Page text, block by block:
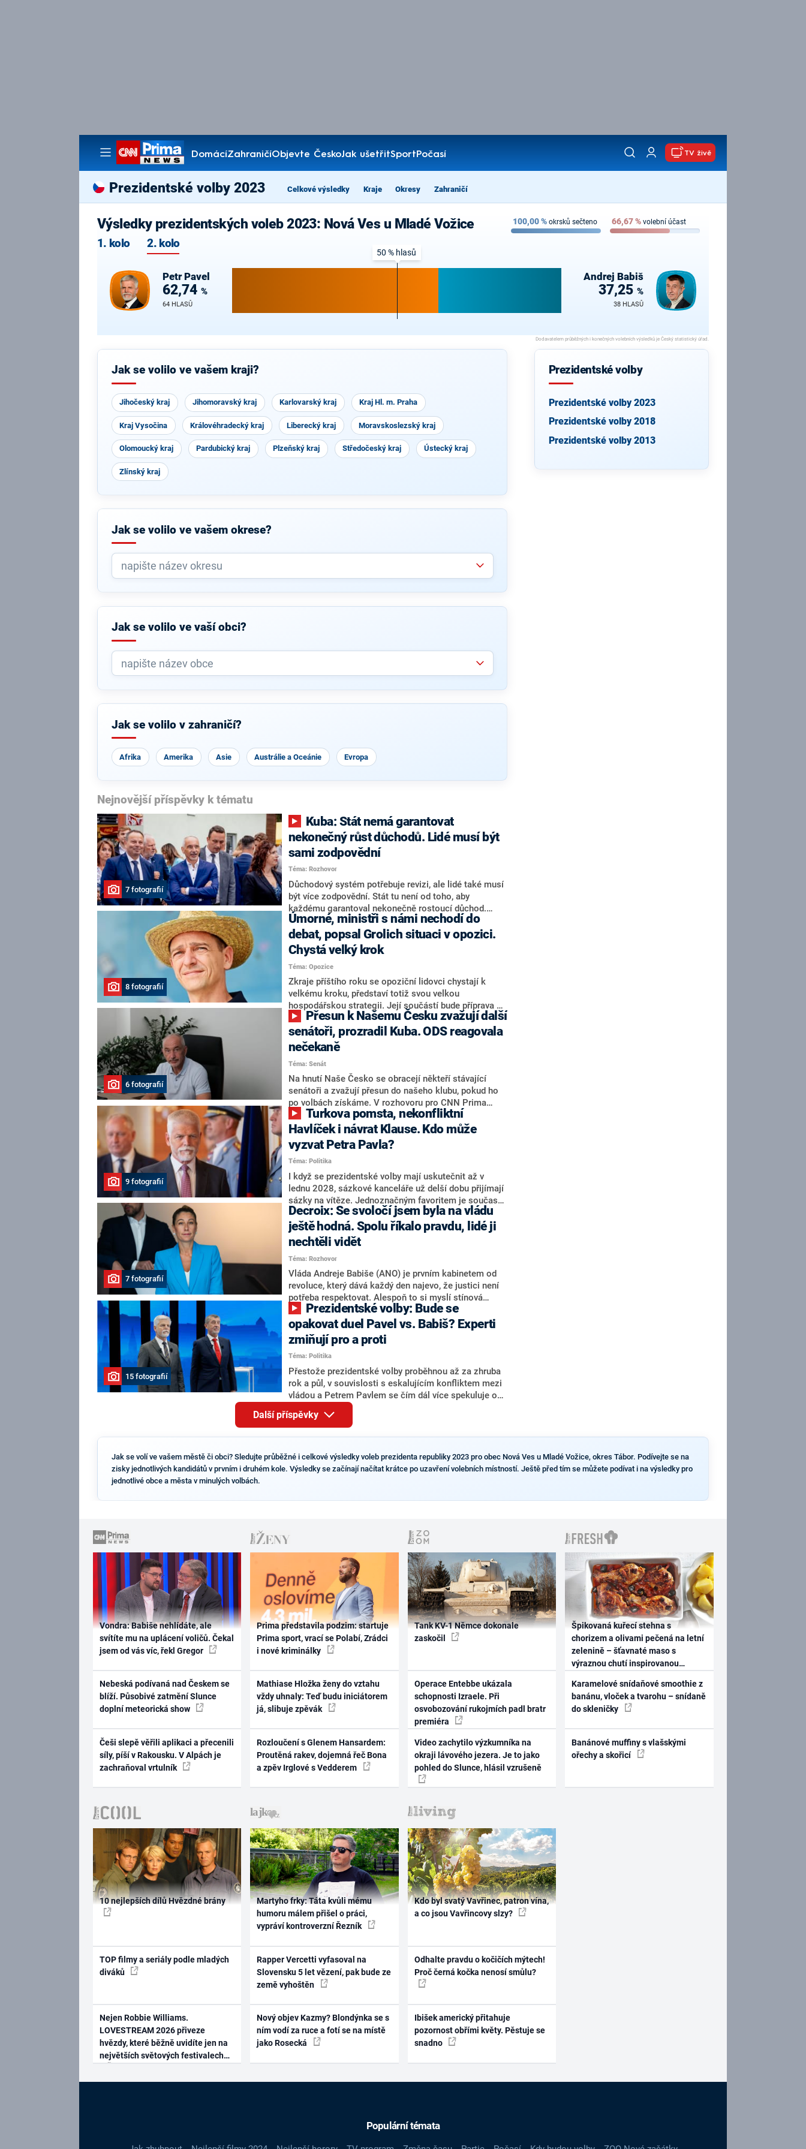
DomácíZahraničíObjevte ČeskoJak ušetřitSportPočasí
Pořady
TV živě
Prezidentské volby 2023 Celkové výsledky Kraje Okresy Zahraničí
Výsledky prezidentských voleb 2023: Nová Ves u Mladé Vožice
1. kolo 2. kolo
100,00% okrsků sečteno 66,67% volební účast
Petr Pavel
62,74 %
64 HLASŮ
50 % hlasů
Andrej Babiš
37,25%
38 HLASŮ
Jak se volilo ve vašem kraji?
Jihočeský kraj Jihomoravský kraj Karlovarský kraj Kraj Hl. m. Praha
Kraj Vysočina Královéhradecký kraj Liberecký kraj Moravskoslezský kraj
Olomoucký kraj Pardubický kraj Plzeňský kraj Středočeský kraj Ústecký kraj
Zlínský kraj
Jak se volilo ve vašem okrese?
Jak se volilo ve vaší obci?
Jak se volilo v zahraničí?
Afrika Amerika Asie Austrálie a Oceánie Evropa
Nejnovější příspěvky k tématu
7 fotografií
nekonečný růst důchodů. Lidé musí být
sami zodpovědní
Téma: Rozhovor
Důchodový systém potřebuje revizi, ale lidé také musí
být více zodpovědní. Stát tu není od toho, aby
každému garantoval nekonečně rostoucí důchod.
Chybí tu nový systém a my ho představíme,řekl
hejtman Jihočeského kraje a předseda hnutí Naše
Česko Martin Kuba v rozhovoru pro CNN Prima NEWS.
V čele státu pak podle něj nemůže být člověk, který by
střetem zájmů omezoval čerpání financí a rozvoj,
dodal. Řešení u Andreje Babiše ale hodnotit nechtěl.
8 fotografií
Úmorné, ministři s námi nechodí do
debat, popsal Grolich situaci v opozici.
Chystá velký krok
Téma: Opozice
Zkraje příštího roku se opoziční lidovci chystají k
velkému kroku, představí totiž svou velkou
hospodářskou strategii. Její součástí bude příprava na
stárnutí populace, řekl ve středu na setkání s novináři
nový předseda lidovců Jan Grolich. Ten zároveň v
senátních volbách kandiduje ve Vyškově. Popsal i
aktivitu opozice, o níž vládní strany nebo političtí
komentátoři mluví jako o slabé a v defenzivě. „Je to
úmorná práce upozorňovat na chyby vlády. Ministři s
námi navíc nechodí do debat. Chceme ale ukazovat
svoje témata,“ odpověděl Grolich na dotaz CNN Prima
NEWS.
6 fotografií
senátoři, prozradil Kuba. ODS reagovala
nečekaně
Téma: Senát
Na hnutí Naše Česko se obracejí někteří stávající
senátoři a zvažují přesun do našeho klubu, pokud ho
po volbách získáme. V rozhovoru pro CNN Prima
NEWS to řekl zakladatel hnutí a jihočeský hejtman
Martin Kuba. Konkrétní nebyl, ale získat by takto mohl
například senátora Zdeňka Hrabu, který je dnes
součástí klubu ODS a TOP 09. Hraba to na dotaz
redakce nevyloučil. Předseda klubu senátorů ODS
Zdeněk Nytra redakci řekl, že počítá s odchodem
některých senátorů z klubu a že Naše Česko není
nepřítel, ale soupeř.
9 fotografií
Havlíček i návrat Klause. Kdo může
vyzvat Petra Pavla?
Téma: Politika
I když se prezidentské volby mají uskutečnit až v
lednu 2028, sázkové kanceláře už delší dobu přijímají
sázky na vítěze. Jednoznačným favoritem je současná
hlava státu Petr Pavel. Daleko za ním pak bookmakeři
zmiňují dva výrazné politiky ANO, tedy premiéra
Andreje Babiše a ministra průmyslu Karla Havlíčka.
Oblíbeným tipem samotných sázkařů je poslanec za
Motoristy Filip Turek. Politolog Jan Kubáček nicméně
o případné kandidatuře kohokoliv ze zmíněné trojice
značně pochybuje. Podle něj současná koalice dosud
nemá osobu, která by Pavlovi mohla konkurovat.
7 fotografií
Decroix: Se svoločí jsem byla na vládu
ještě hodná. Spolu říkalo pravdu, lidé ji
nechtěli vidět
Téma: Rozhovor
Vláda Andreje Babiše (ANO) je prvním kabinetem od
revoluce, který dává každý den najevo, že justici není
potřeba respektovat. Alespoň to si myslí stínová
ministryně spravedlnosti ODS Eva Decroix. V
rozhovoru pro CNN Prima NEWS si nebrala servítky
ohledně politického výkonu svého nástupce Jeronýma
Tejce (za ANO) či vládní zmocněnkyně pro lidská
práva Taťány Malé (ANO). Označením „svoloč“ na
adresu vlády prý byla ještě hodná. Decroix se také
vrátila k volební porážce koalice Spolu či promluvila o
hnutí Naše Česko Martina Kuby.
15 fotografií
opakovat duel Pavel vs. Babiš? Experti
zmiňují pro a proti
Téma: Politika
Přestože prezidentské volby proběhnou až za zhruba
rok a půl, v souvislosti s eskalujícím konfliktem mezi
vládou a Petrem Pavlem se čím dál více spekuluje o
tom, koho by do bitvy o Hrad mohla vyslat současná
koalice. Někteří političtí komentátoři znovu vytahují
jméno premiéra Andreje Babiše (ANO). Jak moc je
bude znovu opakovat souboj z roku 2023?
Další příspěvky
Prezidentské volby
Prezidentské volby 2023
Prezidentské volby 2018
Prezidentské volby 2013
Jak se volí ve vašem městě či obci? Sledujte průběžné i celkové výsledky voleb prezidenta republiky 2023 pro obec Nová Ves u Mladé Vožice, okres Tábor. Podívejte se na
zisky jednotlivých kandidátů v prvním i druhém kole. Výsledky se začínají načítat krátce po uzavření volebních místností. Ještě před tím se můžete podívat i na výsledky pro
jednotlivé obce a města v minulých volbách.
Vondra: Babiše nehlídáte, ale
svítíte mu na uplácení voličů. Čekal
jsem od vás víc, řekl Gregor
Nebeská podívaná nad Českem se
blíží. Působivé zatmění Slunce
doplní meteorická show
Češi slepě věřili aplikaci a přecenili
síly, píší v Rakousku. V Alpách je
zachraňoval vrtulník
Prima představila podzim: startuje
Prima sport, vrací se Polabí, Zrádci
i nové kriminálky
Mathiase Hložka ženy do vztahu
vždy uhnaly: Teď budu iniciátorem
já, slibuje zpěvák
Rozloučení s Glenem Hansardem:
Proutěná rakev, dojemná řeč Bona
a zpěv Irglové s Vedderem
Tank KV-1 Němce dokonale
zaskočil
Operace Entebbe ukázala
schopnosti Izraele. Při
osvobozování rukojmích padl bratr
premiéra
Video zachytilo výzkumníka na
okraji lávového jezera. Je to jako
pohled do Slunce, hlásil vzrušeně
Špikovaná kuřecí stehna s
chorizem a olivami pečená na letní
zelenině – šťavnaté maso s
výraznou chutí inspirovanou
Karamelové snídaňové smoothie z
banánu, vloček a tvarohu – snídaně
do skleničky
Banánové muffiny s vlašskými
ořechy a skořicí
10 nejlepších dílů Hvězdné brány
TOP filmy a seriály podle mladých
diváků
Nejen Robbie Williams.
LOVESTREAM 2026 přiveze
hvězdy, které běžně uvidíte jen na
největších světových festivalech
Martyho frky: Táta kvůli mému
humoru málem přišel o práci,
vypráví kontroverzní Řezník
Rapper Vercetti vyfasoval na
Slovensku 5 let vězení, pak bude ze
země vyhoštěn
Nový objev Kazmy? Blondýnka se s
ním vodí za ruce a fotí se na místě
jako Rosecká
Kdo byl svatý Vavřinec, patron vína,
a co jsou Vavřincovy slzy?
Odhalte pravdu o kočičích mýtech!
Proč černá kočka nenosí smůlu?
Ibišek americký přitahuje
pozornost obřími květy. Pěstuje se
snadno
Populární témata